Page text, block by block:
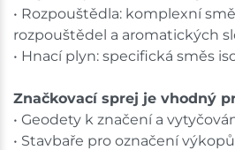
• Rozpouštědla: komplexní
rozpouštědel a aromatických
• Hnací plyn: specifická směs
Značkovací sprej je vhodný
• Geodety k značení a
• Stavbaře pro označení